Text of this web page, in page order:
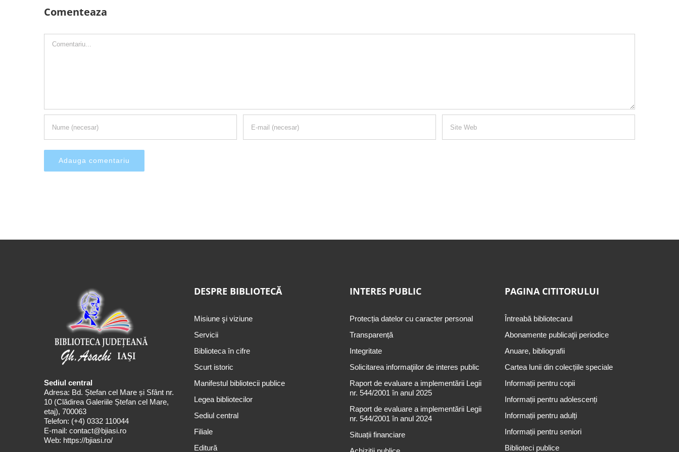
Comenteaza
Sediul central
Adresa: Bd. Ștefan cel Mare și Sfânt nr.
10 (Clădirea Galeriile Ștefan cel Mare,
etaj), 700063
Telefon: (+4) 0332 110044
E-mail: contact@bjiasi.ro
Web: https://bjiasi.ro/
DESPRE BIBLIOTECĂ
Misiune şi viziune
Servicii
Biblioteca în cifre
Scurt istoric
Manifestul bibliotecii publice
Legea bibliotecilor
Sediul central
Filiale
Editură
INTERES PUBLIC
Protecția datelor cu caracter personal
Transparență
Integritate
Solicitarea informaţiilor de interes public
Raport de evaluare a implementării Legii
nr. 544/2001 în anul 2025
Raport de evaluare a implementării Legii
nr. 544/2001 în anul 2024
Situații financiare
PAGINA CITITORULUI
Întreabă bibliotecarul
Abonamente publicaţii periodice
Anuare, bibliografii
Cartea lunii din colecțiile speciale
Informații pentru copii
Informații pentru adolescenți
Informații pentru adulți
Informații pentru seniori
Biblioteci publice